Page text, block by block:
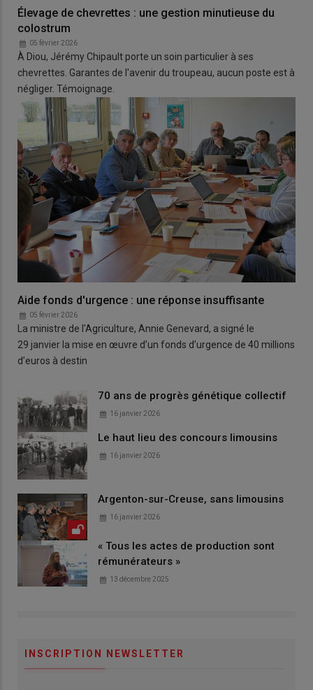
Élevage de chevrettes : une gestion minutieuse du
colostrum
05 février 2026
À Diou, Jérémy Chipault porte un soin particulier à ses
chevrettes. Garantes de l'avenir du troupeau, aucun poste est à
négliger. Témoignage.
Aide fonds d'urgence : une réponse insuffisante
05 février 2026
La ministre de l'Agriculture, Annie Genevard, a signé le
29 janvier la mise en œuvre d’un fonds d’urgence de 40 millions
d’euros à destin
70 ans de progrès génétique collectif
16 janvier 2026
Le haut lieu des concours limousins
16 janvier 2026
Argenton-sur-Creuse, sans limousins
16 janvier 2026
« Tous les actes de production sont
rémunérateurs »
13 décembre 2025
INSCRIPTION NEWSLETTER